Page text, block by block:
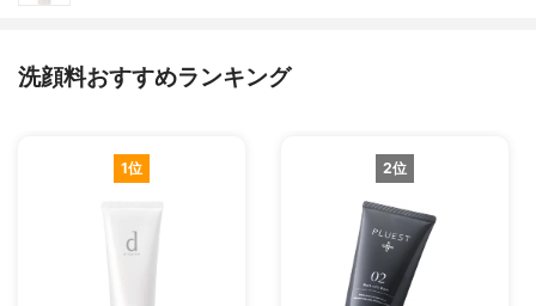
洗顔料おすすめランキング
1位 2位